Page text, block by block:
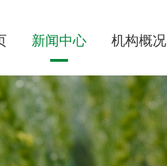
新闻中心 机构概况